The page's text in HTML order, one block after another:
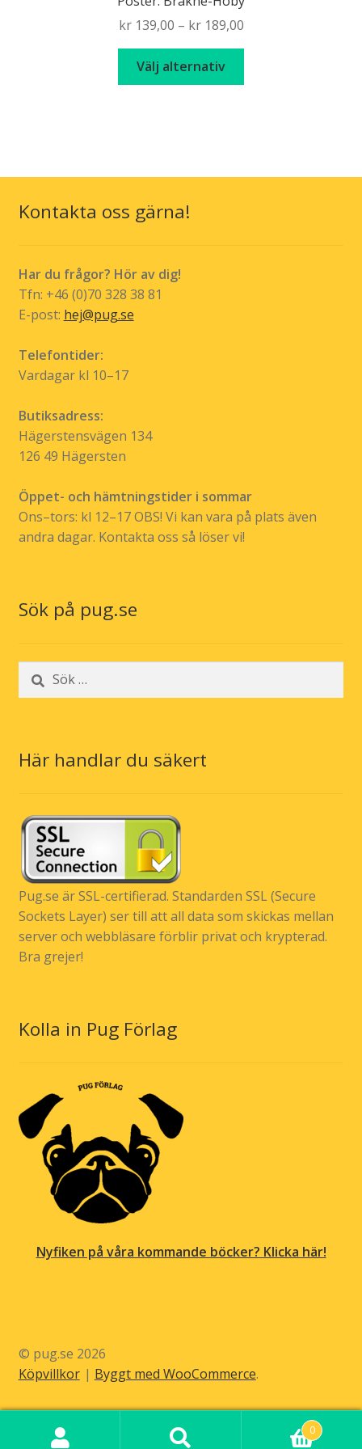
kr139,00 – kr189,00Price
range:
through
Välj alternativ
De
Kontakta oss gärna!
Har du frågor? Hör av dig!
Tfn: +46 (0)70 328 38 81
E-post: hej@pug.se
Telefontider:
Vardagar kl 10–17
Butiksadress:
Hägerstensvägen 134
126 49 Hägersten
Öppet- och hämtningstider i sommar
Ons–tors: kl 12–17 OBS! Vi kan vara på plats även
andra dagar. Kontakta oss så löser vi!
Sök på pug.se
Sök
efter:
Här handlar du säkert
Pug.se är SSL-certifierad. Standarden SSL (Secure
Sockets Layer) ser till att all data som skickas mellan
server och webbläsare förblir privat och krypterad.
Bra grejer!
Kolla in Pug Förlag
Nyfiken på våra kommande böcker? Klicka här!
© pug.se 2026
Köpvillkor
Byggt med WooCommerce.
0